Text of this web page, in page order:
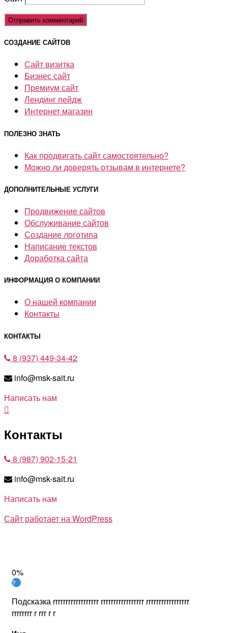
СОЗДАНИЕ САЙТОВ
Сайт визитка
Бизнес сайт
Премиум сайт
Лендинг пейдж
Интернет магазин
ПОЛЕЗНО ЗНАТЬ
Как продвигать сайт самостоятельно?
Можно ли доверять отзывам в интернете?
ДОПОЛНИТЕЛЬНЫЕ УСЛУГИ
Продвижение сайтов
Обслуживание сайтов
Создание логотипа
Написание текстов
Доработка сайта
ИНФОРМАЦИЯ О КОМПАНИИ
О нашей компании
Контакты
КОНТАКТЫ
8 (937) 449-34-42
info@msk-sait.ru
Написать нам
Контакты
8 (987) 902-15-21
info@msk-sait.ru
Написать нам
Сайт работает на WordPress
0%
?
Подсказка rrrrrrrrrrrrrrrrrr rrrrrrrrrrrrrrrrr rrrrrrrrrrrrrrrrr
rrrrrrrr r rrr r r